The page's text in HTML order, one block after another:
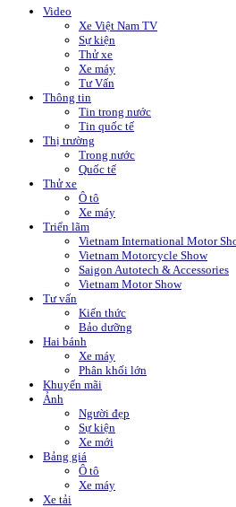
Video
Xe Việt Nam TV
Sự kiện
Thử xe
Xe máy
Tư Vấn
Thông tin
Tin trong nước
Tin quốc tế
Thị trường
Trong nước
Quốc tế
Thử xe
Ô tô
Xe máy
Triển lãm
Vietnam International Motor
Vietnam Motorcycle Show
Saigon Autotech & Accessories
Vietnam Motor Show
Tư vấn
Kiến thức
Bảo dưỡng
Hai bánh
Xe máy
Phân khối lớn
Khuyến mãi
Ảnh
Người đẹp
Sự kiện
Xe mới
Bảng giá
Ô tô
Xe máy
Xe tải